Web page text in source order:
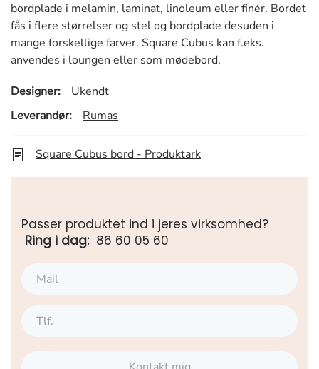
bordplade i melamin, laminat, linoleum eller finér. Bordet
fås i flere størrelser og stel og bordplade desuden i
mange forskellige farver. Square Cubus kan f.eks.
anvendes i loungen eller som mødebord.
Designer:
Ukendt
Leverandør:
Rumas
Square Cubus bord - Produktark
Passer produktet ind i jeres virksomhed?
Ring i dag: 86 60 05 60